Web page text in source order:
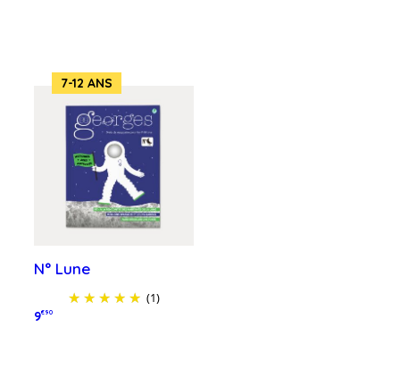
7-12 ANS
N° Lune
(1)
9€90